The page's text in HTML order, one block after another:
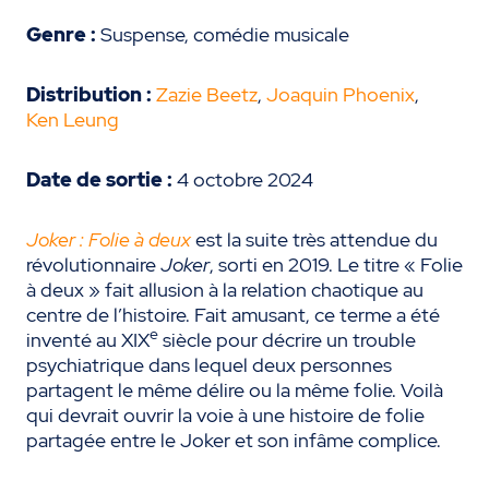
Genre : Suspense, comédie musicale
Distribution : Zazie Beetz, Joaquin Phoenix,
Ken Leung
Date de sortie : 4 octobre 2024
Joker : Folie à deuxest la suite très attendue du
révolutionnaireJoker, sorti en 2019. Le titre « Folie
à deux » fait allusion à la relation chaotique au
centre de l’histoire. Fait amusant, ce terme a été
inventé au XIXe siècle pour décrire un trouble
psychiatrique dans lequel deux personnes
partagent le même délire ou la même folie. Voilà
qui devrait ouvrir la voie à une histoire de folie
partagée entre le Joker et son infâme complice.